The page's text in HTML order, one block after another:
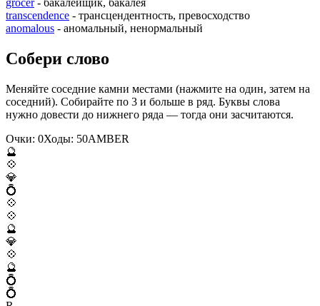
grocer- бакалейщик, бакалея
transcendence - трансцендентность, превосходство
anomalous - аномальный, ненормальный
Собери слово
Меняйте соседние камни местами (нажмите на один, затем на
соседний). Собирайте по 3 и больше в ряд. Буквы слова
нужно довести до нижнего ряда — тогда они засчитаются.
Очки: 0Ходы: 50AMBER
🔮
💠
💎
💍
💠
💠
🔮
💎
💠
🔮
💍
💍